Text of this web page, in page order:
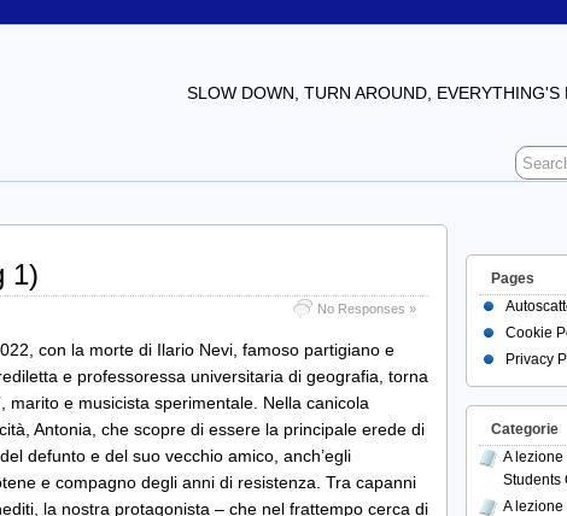
SLOW DOWN, TURN AROUND, EVERYTHING'S
1)
No Responses »
con la morte di Ilario Nevi, famoso partigiano e
e professoressa universitaria di geografia, torna
marito e musicista sperimentale. Nella canicola
Antonia, che scopre di essere la principale erede di
defunto e del suo vecchio amico, anch’egli
e compagno degli anni di resistenza. Tra capanni
la nostra protagonista – che nel frattempo cerca di
Pages
Cookie
Privacy
Categorie
A
Students
A